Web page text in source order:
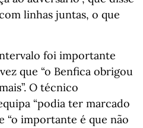
linhas juntas, o que
foi importante
que “o Benfica obrigou
O técnico
“podia ter marcado
“o importante é que não